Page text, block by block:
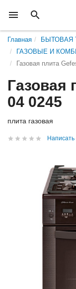
Главная
БЫТОВАЯ
ГАЗОВЫЕ И
Газовая плита
Газовая
04 0245
плита газовая